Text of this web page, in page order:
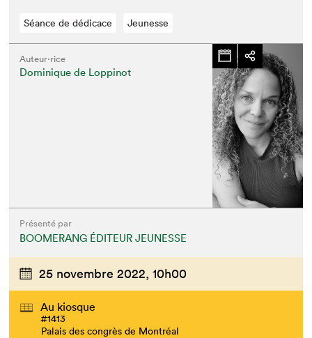
Séance de dédicace Jeunesse
Auteur·rice
Dominique de Loppinot
Présenté par
BOOMERANG ÉDITEUR JEUNESSE
25 novembre 2022, 10h00
Au kiosque
#1413
Palais des congrès de Montréal